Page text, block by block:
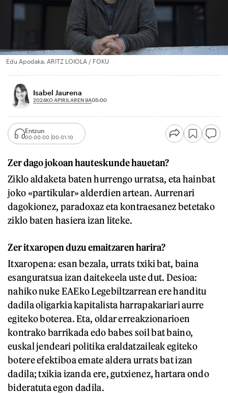
Edu Apodaka. ARITZ LOIOLA / FOKU
Isabel Jaurena
2024KO APIRILAREN 9A05:00
Entzun
00:00:00 00:01:10
Zer dago jokoan hauteskunde hauetan?
Ziklo aldaketa baten hurrengo urratsa, eta hainbat
joko «partikular» alderdien artean. Aurrenari
dagokionez, paradoxaz eta kontraesanez betetako
ziklo baten hasiera izan liteke.
Zer itxaropen duzu emaitzaren harira?
Itxaropena: esan bezala, urrats txiki bat, baina
esanguratsua izan daitekeela uste dut. Desioa:
nahiko nuke EAEko Legebiltzarrean ere handitu
dadila oligarkia kapitalista harrapakariari aurre
egiteko boterea. Eta, oldar erreakzionarioen
kontrako barrikada edo babes soil bat baino,
euskal jendeari politika eraldatzaileak egiteko
botere efektiboa emate aldera urrats bat izan
dadila; txikia izanda ere, gutxienez, hartara ondo
bideratuta egon dadila.